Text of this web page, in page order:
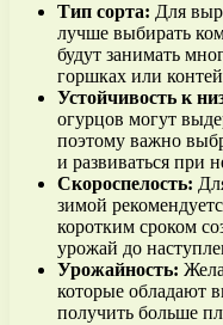
Тип сорта: Для
лучше выбирать
будут занимать
горшках или
Устойчивость к
огурцов могут
поэтому важно
и развиваться при
Скороспелость:
зимой
коротким сроком
урожай до
Урожайность:
которые обладают
получить больше